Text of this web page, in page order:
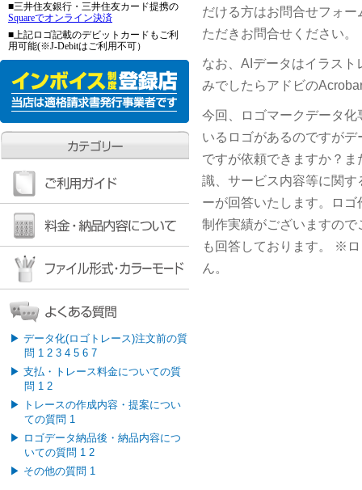
■三井住友銀行・三井住友カード提携の
Squareでオンライン決済
■上記ロゴ記載のデビットカードもご利
用可能(※J-Debitはご利用不可）
▶ データ化(ロゴトレース)注文前の質
問 1 2 3 4 5 6 7
▶ 支払・トレース料金についての質
問 1 2
▶
トレースの作成内容・提案につい
ての質問 1
▶ ロゴデータ納品後・納品内容につ
いての質問 1 2
▶ その他の質問 1
だける方はお問合せフォ
ただきお問合せください。
なお、AIデータはイラス
みでしたらアドビの
今回、ロゴマークデータ
いるロゴがあるのですが
ですが依頼できますか？
識、サービス内容等に関
ーが回答いたします。ロ
制作実績がございますの
も回答しております。 ※
ん。